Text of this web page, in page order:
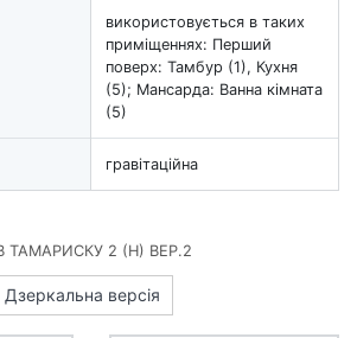
використовується в таких
приміщеннях: Перший
поверх: Тамбур (1), Кухня
(5); Мансарда: Ванна кімната
(5)
гравітаційна
ТАМАРИСКУ 2 (Н) ВЕР.2
Дзеркальна версія